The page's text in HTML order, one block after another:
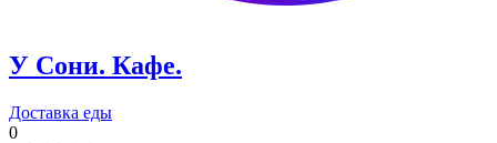
У Сони. Кафе.
Доставка еды
0